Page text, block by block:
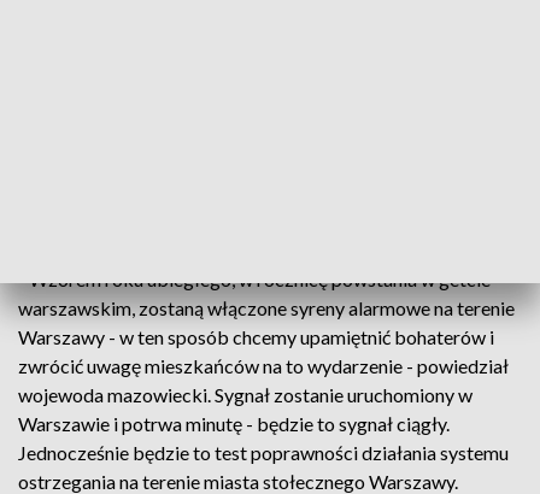
- Wzorem roku ubiegłego, w rocznicę powstania w getcie
warszawskim, zostaną włączone syreny alarmowe na terenie
Warszawy - w ten sposób chcemy upamiętnić bohaterów i
zwrócić uwagę mieszkańców na to wydarzenie - powiedział
wojewoda mazowiecki. Sygnał zostanie uruchomiony w
Warszawie i potrwa minutę - będzie to sygnał ciągły.
Jednocześnie będzie to test poprawności działania systemu
ostrzegania na terenie miasta stołecznego Warszawy.